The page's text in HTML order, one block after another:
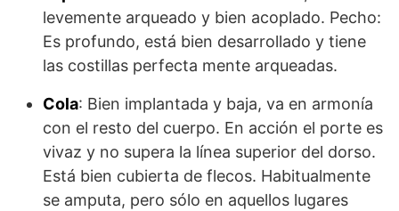
levemente arqueado y bien acoplado. Pecho:
Es profundo, está bien desarrollado y tiene
las costillas perfecta mente arqueadas.
Cola: Bien implantada y baja, va en armonía
con el resto del cuerpo. En acción el porte es
vivaz y no supera la línea superior del dorso.
Está bien cubierta de flecos. Habitualmente
se amputa, pero sólo en aquellos lugares